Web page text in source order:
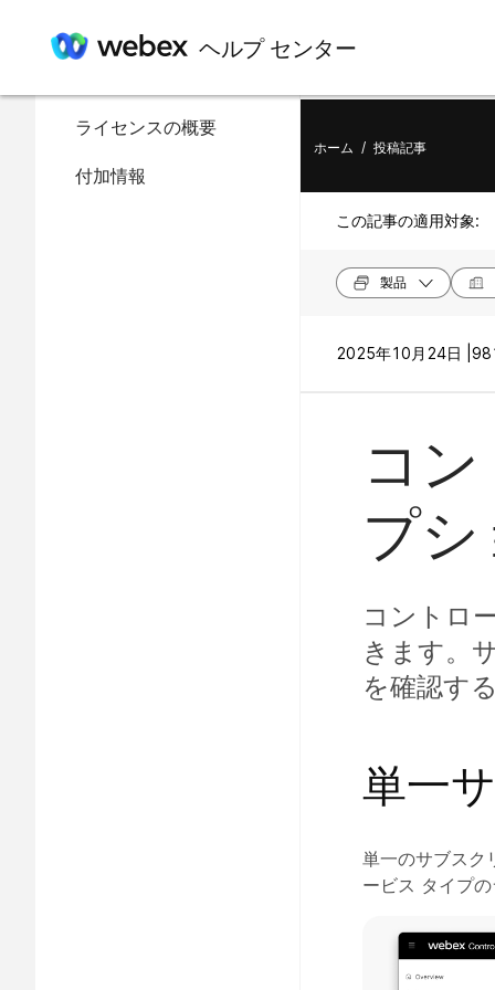
ヘルプ センター
この記事の内容
ライセンスの概要
付加情報
ホーム / 投稿記事
この記事の適用対象:
製品
2025年10月24日 |
コ
プ
コントロ
きます。
を確認す
単一
単一のサブスク
ービス タイプ